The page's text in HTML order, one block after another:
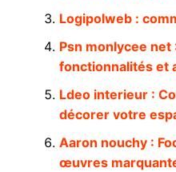
Logipolweb :
Psn monlycee net
fonctionnalités et
Ldeo interieur :
décorer votre
Aaron nouchy :
œuvres